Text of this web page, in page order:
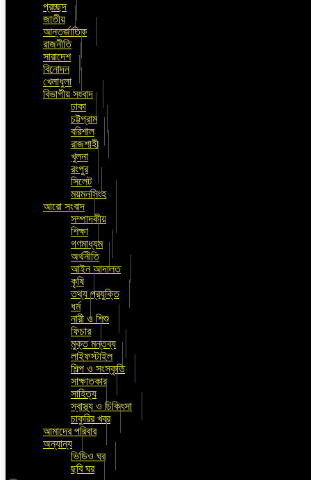
প্রচ্ছদ
জাতীয়
আন্তর্জাতিক
রাজনীতি
সারাদেশ
বিনোদন
খেলাধুলা
বিভাগীয় সংবাদ
ঢাকা
চট্টগ্রাম
বরিশাল
রাজশাহী
খুলনা
রংপুর
সিলেট
ময়মনসিংহ
আরো সংবাদ
সম্পাদকীয়
শিক্ষা
গণমাধ্যম
অর্থনীতি
আইন আদালত
কৃষি
তথ্য প্রযুক্তি
ধর্ম
নারী ও শিশু
ফিচার
মুক্ত মন্তব্য
লাইফস্টাইল
শিল্প ও সংস্কৃতি
সাক্ষাতকার
সাহিত্য
স্বাস্থ্য ও চিকিৎসা
চাকুরির খবর
আমাদের পরিবার
অন্যান্য
ভিডিও ঘর
ছবি ঘর